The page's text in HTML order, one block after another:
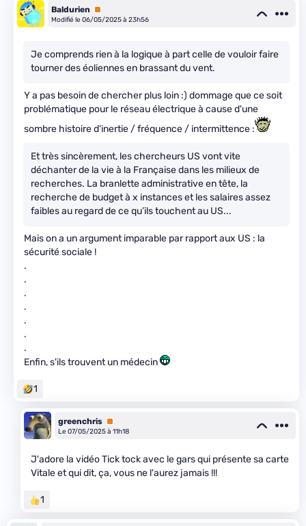
Baldurien
Premium
Modifié le 06/05/2025 à 23h56
Je comprends rien à la logique à part celle de vouloir faire
tourner des éoliennes en brassant du vent.
Y a pas besoin de chercher plus loin :) dommage que ce soit
problématique pour le réseau électrique à cause d'une
sombre histoire d'inertie / fréquence / intermittence :
Et très sincèrement, les chercheurs US vont vite
déchanter de la vie à la Française dans les milieux de
recherches. La branlette administrative en tête, la
recherche de budget à x instances et les salaires assez
faibles au regard de ce qu’ils touchent au US...
Mais on a un argument imparable par rapport aux US : la
sécurité sociale !
.
.
.
.
.
.
.
Enfin, s'ils trouvent un médecin
1
greenchris Premium
Le 07/05/2025 à 11h18
J'adore la vidéo Tick tock avec le gars qui présente sa carte
Vitale et qui dit, ça, vous ne l'aurez jamais !!!
1